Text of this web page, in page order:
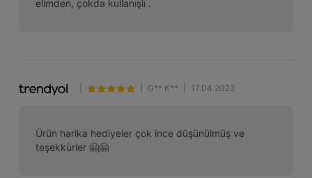
elimden, çokda kullanışlı .
G** K** 17.04.2023
Ürün harika hediyeler çok ince düşünülmüş ve
teşekkürler 🤗🤗